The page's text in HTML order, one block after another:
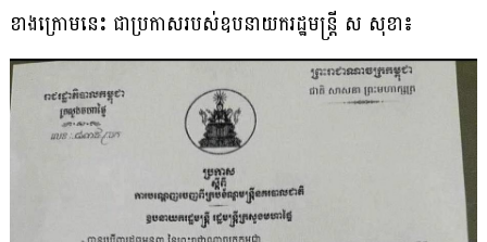
ខាងក្រោមនេះ ជាប្រកាសរបស់ឧបនាយករដ្ឋមន្ដ្រី ស សុខា៖